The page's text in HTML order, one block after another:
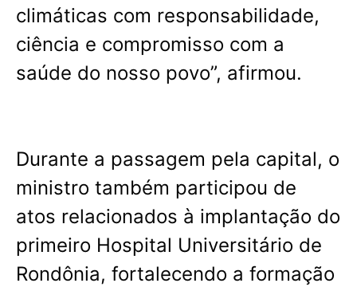
climáticas com responsabilidade,
ciência e compromisso com a
saúde do nosso povo”, afirmou.
Durante a passagem pela capital, o
ministro também participou de
atos relacionados à implantação do
primeiro Hospital Universitário de
Rondônia, fortalecendo a formação